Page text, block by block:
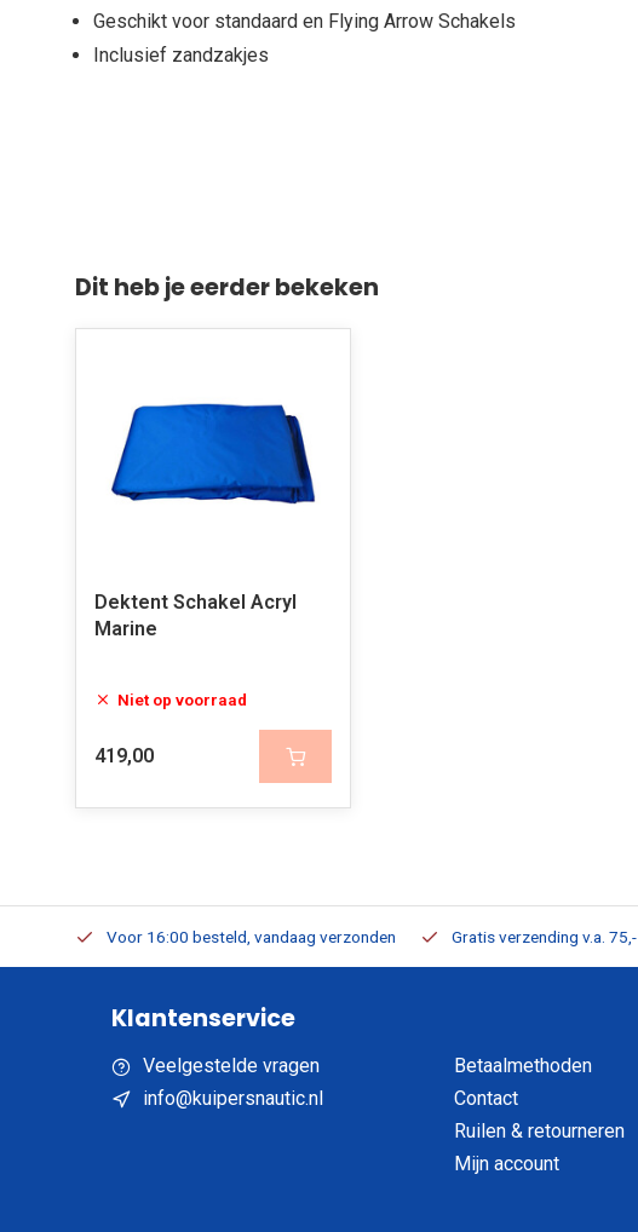
Geschikt voor standaard en Flying Arrow Schakels
Inclusief zandzakjes
Dit heb je eerder bekeken
Dektent Schakel Acryl
Marine
Niet op voorraad
419,00
Voor 16:00 besteld, vandaag verzonden Gratis verzending v.a. 75,-
Klantenservice
Veelgestelde vragen
info@kuipersnautic.nl
Betaalmethoden
Contact
Ruilen & retourneren
Mijn account